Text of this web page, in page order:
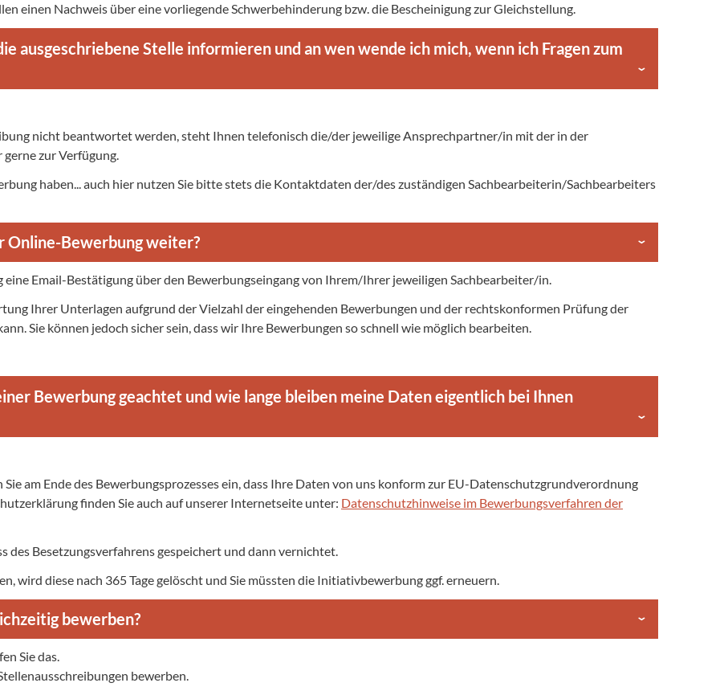
einen Nachweis über eine vorliegende Schwerbehinderung bzw. die Bescheinigung zur Gleichstellung.
ausgeschriebene Stelle informieren und an wen wende ich mich, wenn ich Fragen zum
nicht beantwortet werden, steht Ihnen telefonisch die/der jeweilige Ansprechpartner/in mit der in der
zur Verfügung.
haben... auch hier nutzen Sie bitte stets die Kontaktdaten der/des zuständigen Sachbearbeiterin/Sachbearbeiters
Online-Bewerbung weiter?
Email-Bestätigung über den Bewerbungseingang von Ihrem/Ihrer jeweiligen Sachbearbeiter/in.
Ihrer Unterlagen aufgrund der Vielzahl der eingehenden Bewerbungen und der rechtskonformen Prüfung der
Sie können jedoch sicher sein, dass wir Ihre Bewerbungen so schnell wie möglich bearbeiten.
Bewerbung geachtet und wie lange bleiben meine Daten eigentlich bei Ihnen
am Ende des Bewerbungsprozesses ein, dass Ihre Daten von uns konform zur EU-Datenschutzgrundverordnung
finden Sie auch auf unserer Internetseite unter: Datenschutzhinweise im Bewerbungsverfahren der
des Besetzungsverfahrens gespeichert und dann vernichtet.
wird diese nach 365 Tage gelöscht und Sie müssten die Initiativbewerbung ggf. erneuern.
bewerben?
Sie das.
bewerben.